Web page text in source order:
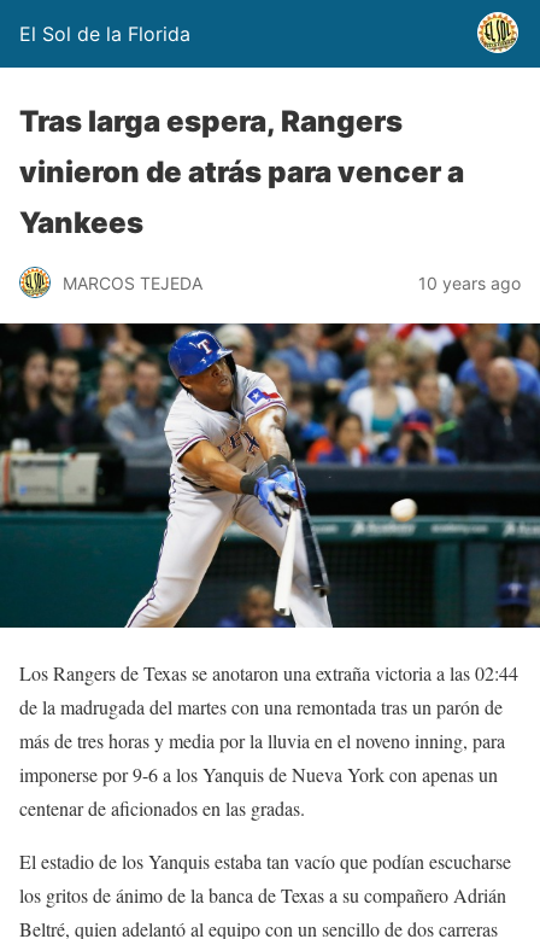
El Sol de la Florida
Tras larga espera, Rangers
vinieron de atrás para vencer a
Yankees
MARCOS TEJEDA 10 years ago
Los Rangers de Texas se anotaron una extraña victoria a las 02:44
de la madrugada del martes con una remontada tras un parón de
más de tres horas y media por la lluvia en el noveno inning, para
imponerse por 9-6 a los Yanquis de Nueva York con apenas un
centenar de aficionados en las gradas.
El estadio de los Yanquis estaba tan vacío que podían escucharse
los gritos de ánimo de la banca de Texas a su compañero Adrián
Beltré, quien adelantó al equipo con un sencillo de dos carreras